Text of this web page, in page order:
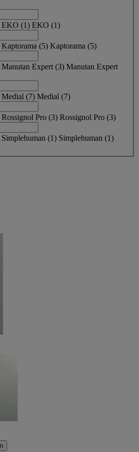
EKO (1) EKO (1)
Kaptorama (5) Kaptorama (5)
Manutan Expert (3) Manutan Expert
Medial (7) Medial (7)
Rossignol Pro (3) Rossignol Pro (3)
Simplehuman (1) Simplehuman (1)